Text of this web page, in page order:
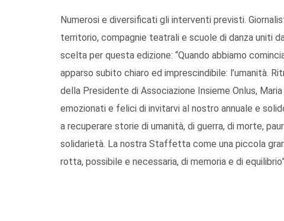
Numerosi e diversificati gli interventi previsti.
territorio, compagnie teatrali e scuole di danza uniti
scelta per questa edizione: “Quando abbiamo
apparso subito chiaro ed imprescindibile: l’umanità.
della Presidente di Associazione Insieme Onlus,
emozionati e felici di invitarvi al nostro annuale e
a recuperare storie di umanità, di guerra, di morte,
solidarietà. La nostra Staffetta come una piccola
rotta, possibile e necessaria, di memoria e di